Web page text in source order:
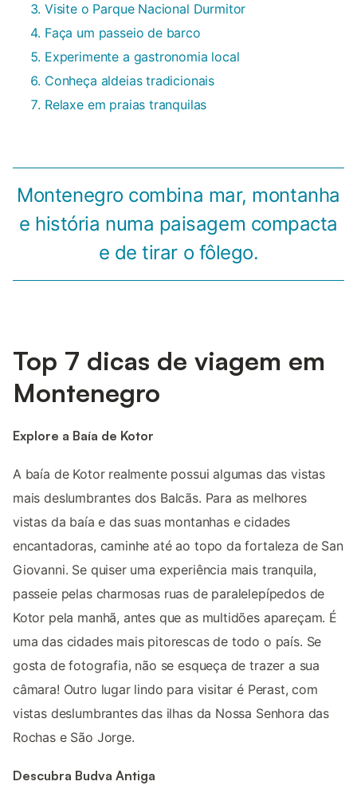
Visite o Parque Nacional Durmitor
Faça um passeio de barco
Experimente a gastronomia local
Conheça aldeias tradicionais
Relaxe em praias tranquilas
Montenegro combina mar, montanha
e história numa paisagem compacta
e de tirar o fôlego.
Top 7 dicas de viagem em
Montenegro
Explore a Baía de Kotor
A baía de Kotor realmente possui algumas das vistas
mais deslumbrantes dos Balcãs. Para as melhores
vistas da baía e das suas montanhas e cidades
encantadoras, caminhe até ao topo da fortaleza de San
Giovanni. Se quiser uma experiência mais tranquila,
passeie pelas charmosas ruas de paralelepípedos de
Kotor pela manhã, antes que as multidões apareçam. É
uma das cidades mais pitorescas de todo o país. Se
gosta de fotografia, não se esqueça de trazer a sua
câmara! Outro lugar lindo para visitar é Perast, com
vistas deslumbrantes das ilhas da Nossa Senhora das
Rochas e São Jorge.
Descubra Budva Antiga